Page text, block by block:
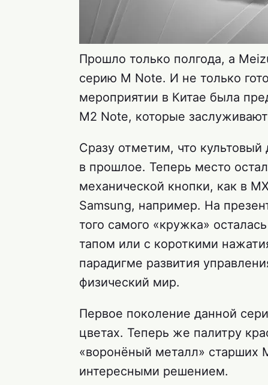
Прошло только полгода, а
серию M Note. И не только
мероприятии в Китае была
M2 Note, которые
Сразу отметим, что
в прошлое. Теперь место
механической кнопки, как в
Samsung, например. На
того самого «кружка»
тапом или с короткими
парадигме развития
физический мир.
Первое поколение данной
цветах. Теперь же палитру
«воронёный металл» старших
интересными решением.